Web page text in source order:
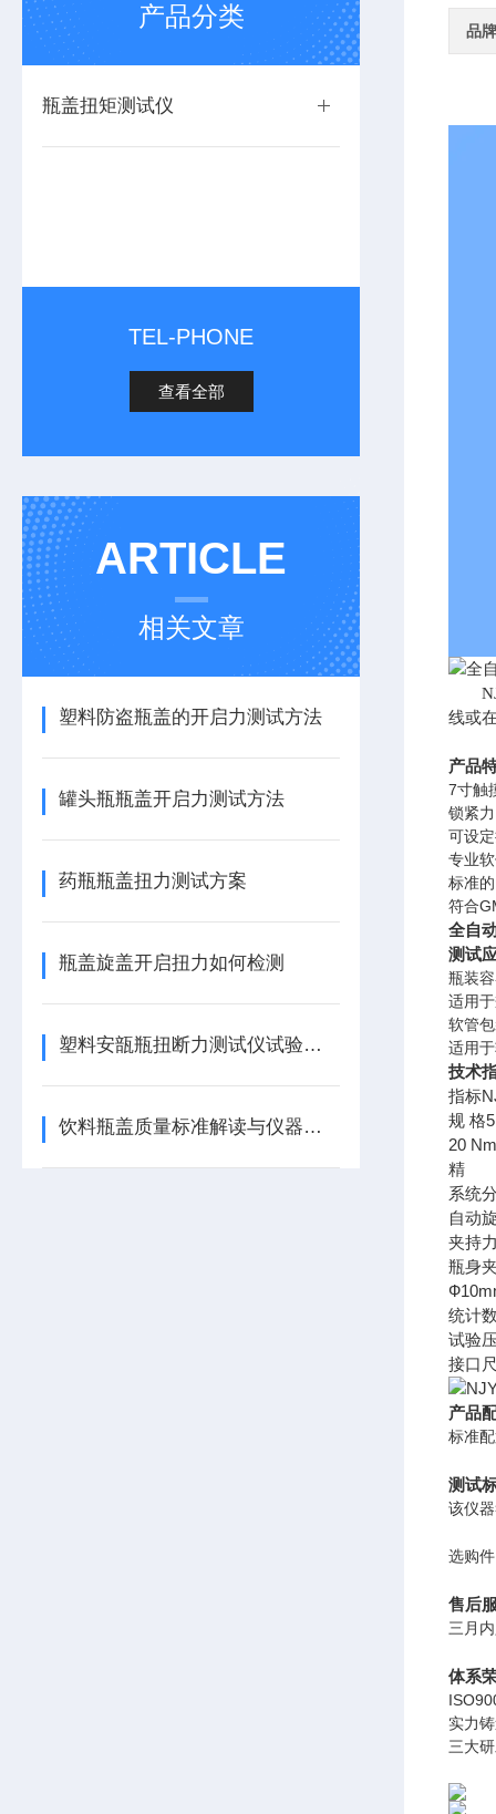
产品分类
瓶盖扭矩测试仪
TEL-PHONE
查看全部
ARTICLE
相关文章
塑料防盗瓶盖的开启力测试方法
罐头瓶瓶盖开启力测试方法
药瓶瓶盖扭力测试方案
瓶盖旋盖开启扭力如何检测
塑料安瓿瓶扭断力测试仪试验方法
饮料瓶盖质量标准解读与仪器介绍
品牌
线或
产品
7寸触
锁紧
可设
专业
标准
符合
全自
测试
瓶装
适用
软管
适用
技术
指标
规 格
20
精
系统
自动
夹持
瓶身
统计
试验
接口
产品
标准
测试
该仪
选购
售后
三月
体系
实力
三大